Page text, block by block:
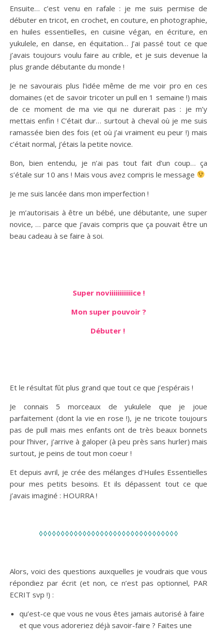
Ensuite… c’est venu en rafale : je me suis permise de
débuter en tricot, en crochet, en couture, en photographie,
en huiles essentielles, en cuisine végan, en écriture, en
yukulele, en danse, en équitation… J’ai passé tout ce que
j’avais toujours voulu faire au crible, et je suis devenue la
plus grande débutante du monde !
Je ne savourais plus l’idée même de me voir pro en ces
domaines (et de savoir tricoter un pull en 1 semaine !) mais
de ce moment de ma vie qui ne durerait pas : je m’y
mettais enfin ! C’était dur… surtout à cheval où je me suis
ramassée bien des fois (et où j’ai vraiment eu peur !) mais
c’était normal, j’étais la petite novice.
Bon, bien entendu, je n’ai pas tout fait d’un coup… ça
s’étale sur 10 ans ! Mais vous avez compris le message
Je me suis lancée dans mon imperfection !
Je m’autorisais à être un bébé, une débutante, une super
novice, … parce que j’avais compris que ça pouvait être un
beau cadeau à se faire à soi.
Super noviiiiiiiiiiiice !
Mon super pouvoir ?
Débuter !
Et le résultat fût plus grand que tout ce que j’espérais !
Je connais 5 morceaux de yukulele que je joue
parfaitement (dont la vie en rose !), je ne tricote toujours
pas de pull mais mes enfants ont de très beaux bonnets
pour l’hiver, j’arrive à galoper (à peu près sans hurler) mais
surtout, je peins de tout mon coeur !
Et depuis avril, je crée des mélanges d’Huiles Essentielles
pour mes petits besoins. Et ils dépassent tout ce que
j’avais imaginé : HOURRA !
◊◊◊◊◊◊◊◊◊◊◊◊◊◊◊◊◊◊◊◊◊◊◊◊◊◊◊◊◊◊◊◊
Alors, voici des questions auxquelles je voudrais que vous
répondiez par écrit (et non, ce n’est pas optionnel, PAR
ECRIT svp !) :
qu’est-ce que vous ne vous êtes jamais autorisé à faire
et que vous adoreriez déjà savoir-faire ? Faites une